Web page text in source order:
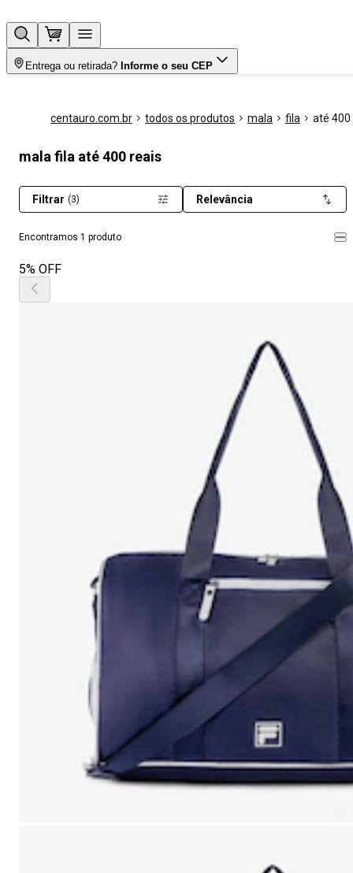
Entrega ou retirada? Informe o seu CEP
centauro.com.br todos os produtos mala fila até 400
mala fila até 400 reais
Encontramos 1 produto
Filtrar (3) Relevância
5% OFF